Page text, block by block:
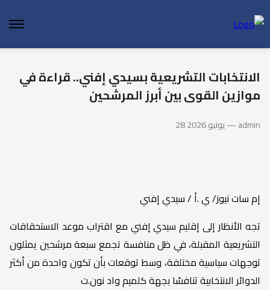
الانتخابات التشريعية بسيدي إفني.. قراءة في
موازين القوى بين أبرز المرشحين
28 يونيو 2026 — admin
إم سات نيوز/ ي .أ / سيدي إفني
تجه الأنظار إلى إقليم سيدي إفني مع اقتراب موعد الاستحقاقات
التشريعية المقبلة، في ظل منافسة تجمع سبعة مرشحين يمثلون
توجهات سياسية مختلفة، وسط توقعات بأن تكون واحدة من أكثر
الدوائر الانتخابية تنافسًا بجهة كلميم واد نون.ت